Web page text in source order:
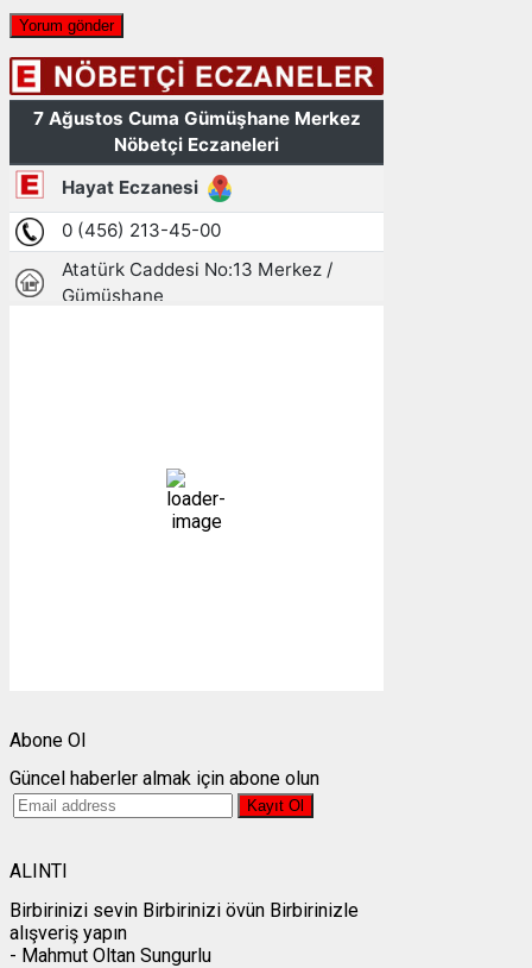
47 %
1009 mb
Abone Ol
Güncel haberler almak için abone olun
ALINTI
Birbirinizi sevin Birbirinizi övün Birbirinizle
alışveriş yapın
- Mahmut Oltan Sungurlu